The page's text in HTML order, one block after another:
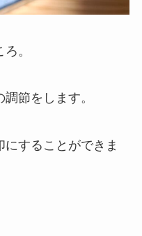
。
節をします。
することができま